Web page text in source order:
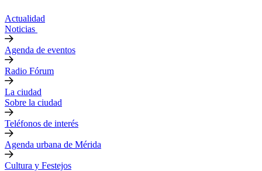
Actualidad
Noticias
Agenda de eventos
Radio Fórum
La ciudad
Sobre la ciudad
Teléfonos de interés
Agenda urbana de Mérida
Cultura y Festejos